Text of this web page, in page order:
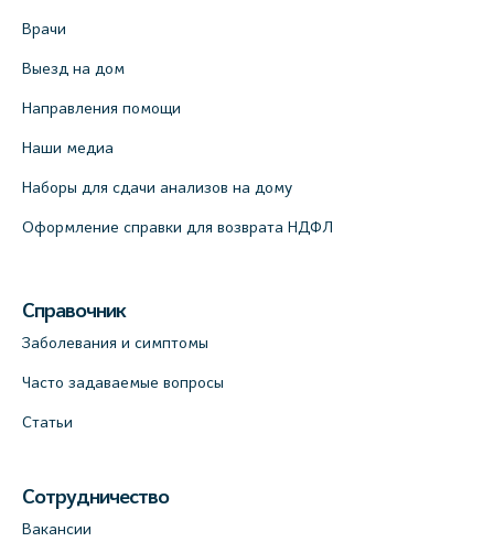
Врачи
Выезд на дом
Направления помощи
Наши медиа
Наборы для сдачи анализов на дому
Оформление справки для возврата НДФЛ
Справочник
Заболевания и симптомы
Часто задаваемые вопросы
Статьи
Сотрудничество
Вакансии